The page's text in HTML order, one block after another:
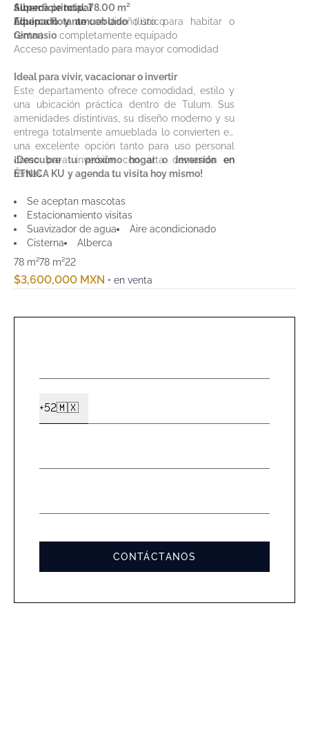
Superficie total: 78.00 m²
Equipado y amueblado(listo para habitar o
rentar)
Alberca principal
Alberca flotantecon diseño único
Gimnasio completamente equipado
Acceso pavimentado para mayor comodidad
Ideal para vivir, vacacionar o invertir
Este departamento ofrece comodidad, estilo y
una ubicación práctica dentro de Tulum. Sus
amenidades distintivas, su diseño moderno y su
entrega totalmente amueblada lo convierten en
una excelente opción tanto para uso personal
como para inversión con alta demanda en
rentas.
¡Descubre tu próximo hogar o inversión en
ÉTNICA KU y agenda tu visita hoy mismo!
Se aceptan mascotas
Estacionamiento visitas
Suavizador de agua
Aire acondicionado
Cisterna
Alberca
78 m²78 m²22
$3,600,000 MXN • en venta
Ext2
+52🇲🇽
CONTÁCTANOS